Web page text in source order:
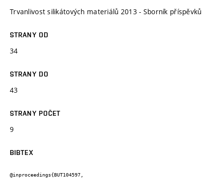
Trvanlivost silikátových materiálů 2013 - Sborník příspěvků
STRANY OD
34
STRANY DO
43
STRANY POČET
9
BIBTEX
@inproceedings{BUT104597,